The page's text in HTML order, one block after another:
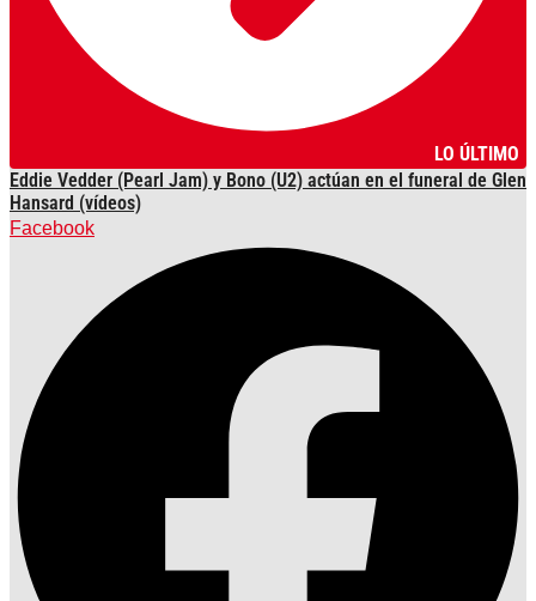
LO ÚLTIMO
Eddie Vedder (Pearl Jam) y Bono (U2) actúan en el funeral de Glen
Hansard (vídeos)
Facebook